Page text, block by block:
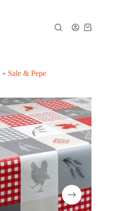
Panier
» Sale & Pepe